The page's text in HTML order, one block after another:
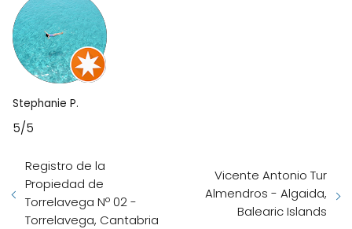
Stephanie P.
5/5
Registro de la
Propiedad de
Torrelavega Nº 02 -
Torrelavega, Cantabria
Vicente Antonio Tur
Almendros - Algaida,
Balearic Islands